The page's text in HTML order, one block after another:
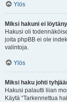
Ylös
Miksi hakuni ei
Hakusi oli
joita phpBB ei ole
valintoja.
Ylös
Miksi haku johti
Hakusi palautti liian
Käytä “Tarkennettua